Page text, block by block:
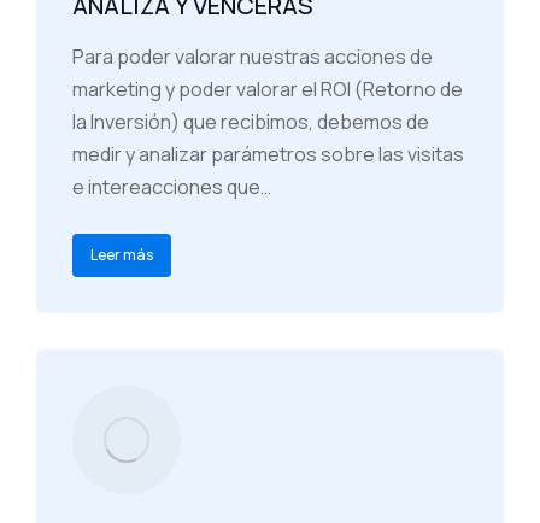
Para poder valorar nuestras acciones de
marketing y poder valorar el ROI (Retorno de
la Inversión) que recibimos, debemos de
medir y analizar parámetros sobre las visitas
e intereacciones que…
Leer más